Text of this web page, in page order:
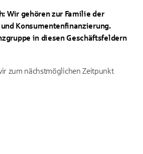
Wir gehören zur Familie der
Konsumentenfinanzierung.
in diesen Geschäftsfeldern
zum nächstmöglichen Zeitpunkt